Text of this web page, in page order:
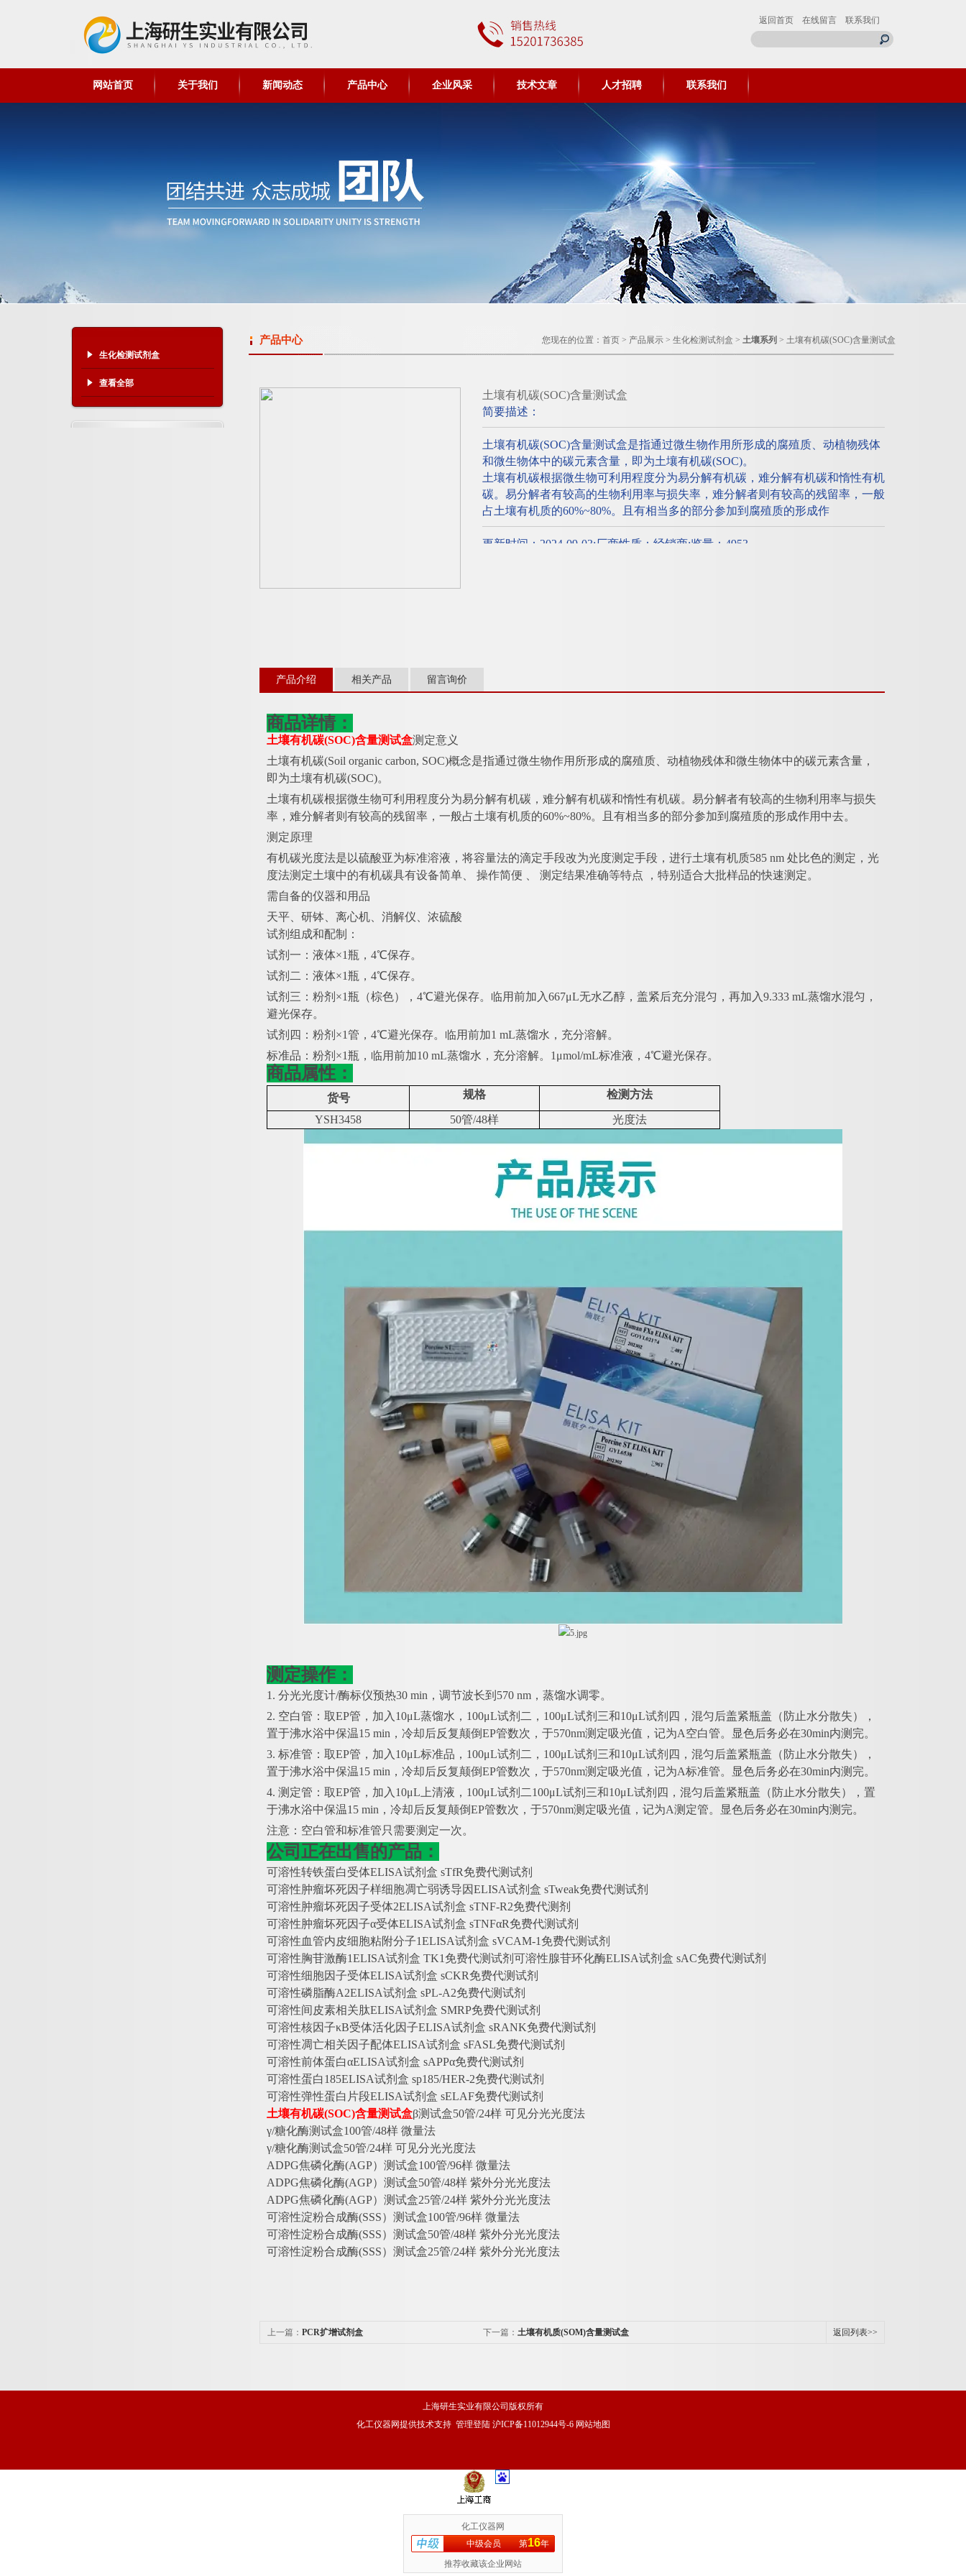
返回首页 在线留言 联系我们
网站首页 关于我们 新闻动态 产品中心 企业风采 技术文章 人才招聘 联系我们
生化检测试剂盒
查看全部
产品中心 您现在的位置： 首页 > 产品展示 > 生化检测试剂盒 > 土壤系列 > 土壤有机碳(SOC)含量测试盒
土壤有机碳(SOC)含量测试盒
简要描述：
土壤有机碳(SOC)含量测试盒是指通过微生物作用所形成的腐殖质、动植物残体
和微生物体中的碳元素含量，即为土壤有机碳(SOC)。
土壤有机碳根据微生物可利用程度分为易分解有机碳，难分解有机碳和惰性有机
碳。易分解者有较高的生物利用率与损失率，难分解者则有较高的残留率，一般
占土壤有机质的60%~80%。且有相当多的部分参加到腐殖质的形成作
更新时间：2024-09-03;厂商性质：经销商;览量：4953
产品介绍 相关产品 留言询价
商品详情：
土壤有机碳(SOC)含量测试盒测定意义
土壤有机碳(Soil organic carbon, SOC)概念是指通过微生物作用所形成的腐殖质、动植物残体和微生物体中的碳元素含量，
即为土壤有机碳(SOC)。
土壤有机碳根据微生物可利用程度分为易分解有机碳，难分解有机碳和惰性有机碳。易分解者有较高的生物利用率与损失
率，难分解者则有较高的残留率，一般占土壤有机质的60%~80%。且有相当多的部分参加到腐殖质的形成作用中去。
测定原理
有机碳光度法是以硫酸亚为标准溶液，将容量法的滴定手段改为光度测定手段，进行土壤有机质585 nm 处比色的测定，光
度法测定土壤中的有机碳具有设备简单、 操作简便 、 测定结果准确等特点 ，特别适合大批样品的快速测定。
需自备的仪器和用品
天平、研钵、离心机、消解仪、浓硫酸
试剂组成和配制：
试剂一：液体×1瓶，4℃保存。
试剂二：液体×1瓶，4℃保存。
试剂三：粉剂 ×1瓶（棕色），4℃避光保存。临用前加入667μL无水乙醇，盖紧后充分混匀，再加入9.333 mL蒸馏水混匀，
避光保存。
试剂四：粉剂 ×1管，4℃避光保存。临用前加1 mL蒸馏水，充分溶解。
标准品：粉剂 ×1瓶，临用前加10 mL蒸馏水，充分溶解。1μmol/mL标准液，4℃避光保存。
商品属性：
货号 规格 检测方法
YSH3458 50管/48样 光度法
测定操作：
1. 分光光度计/酶标仪预热30 min，调节波长到570 nm，蒸馏水调零。
2. 空白管：取EP管，加入10μL蒸馏水，100μL试剂二，100μL试剂三和10μL试剂四，混匀后盖紧瓶盖（防止水分散失），
置于沸水浴中保温15 min，冷却后反复颠倒EP管数次，于570nm测定吸光值，记为A空白管。显色后务必在30min内测完。
3. 标准管：取EP管，加入10μL标准品，100μL试剂二，100μL试剂三和10μL试剂四，混匀后盖紧瓶盖（防止水分散失），
置于沸水浴中保温15 min，冷却后反复颠倒EP管数次，于570nm测定吸光值，记为A标准管。显色后务必在30min内测完。
4. 测定管：取EP管，加入10μL上清液，100μL试剂二100μL试剂三和10μL试剂四，混匀后盖紧瓶盖（防止水分散失），置
于沸水浴中保温15 min，冷却后反复颠倒EP管数次，于570nm测定吸光值，记为A测定管。显色后务必在30min内测完。
注意：空白管和标准管只需要测定一次。
公司正在出售的产品：
可溶性转铁蛋白受体ELISA试剂盒 sTfR免费代测试剂
可溶性肿瘤坏死因子样细胞凋亡弱诱导因ELISA试剂盒 sTweak免费代测试剂
可溶性肿瘤坏死因子受体2ELISA试剂盒 sTNF-R2免费代测剂
可溶性肿瘤坏死因子α受体ELISA试剂盒 sTNFαR免费代测试剂
可溶性血管内皮细胞粘附分子1ELISA试剂盒 sVCAM-1免费代测试剂
可溶性胸苷激酶1ELISA试剂盒 TK1免费代测试剂 可溶性腺苷环化酶ELISA试剂盒 sAC免费代测试剂
可溶性细胞因子受体ELISA试剂盒 sCKR免费代测试剂
可溶性磷脂酶A2ELISA试剂盒 sPL-A2免费代测试剂
可溶性间皮素相关肽ELISA试剂盒 SMRP免费代测试剂
可溶性核因子κB受体活化因子ELISA试剂盒 sRANK免费代测试剂
可溶性凋亡相关因子配体ELISA试剂盒 sFASL免费代测试剂
可溶性前体蛋白αELISA试剂盒 sAPPα免费代测试剂
可溶性蛋白185ELISA试剂盒 sp185/HER-2免费代测试剂
可溶性弹性蛋白片段ELISA试剂盒 sELAF免费代测试剂
土壤有机碳(SOC)含量测试盒β测试盒50管/24样 可见分光光度法
γ/糖化酶测试盒100管/48样 微量法
γ/糖化酶测试盒50管/24样 可见分光光度法
ADPG焦磷化酶(AGP）测试盒100管/96样 微量法
ADPG焦磷化酶(AGP）测试盒50管/48样 紫外分光光度法
ADPG焦磷化酶(AGP）测试盒25管/24样 紫外分光光度法
可溶性淀粉合成酶(SSS）测试盒100管/96样 微量法
可溶性淀粉合成酶(SSS）测试盒50管/48样 紫外分光光度法
可溶性淀粉合成酶(SSS）测试盒25管/24样 紫外分光光度法
上一篇： PCR扩增试剂盒 下一篇： 土壤有机质(SOM)含量测试盒 返回列表>>
上海研生实业有限公司版权所有
化工仪器网提供技术支持 管理登陆 沪ICP备11012944号-6 网站地图
化工仪器网
中级会员
第16年
推荐收藏该企业网站